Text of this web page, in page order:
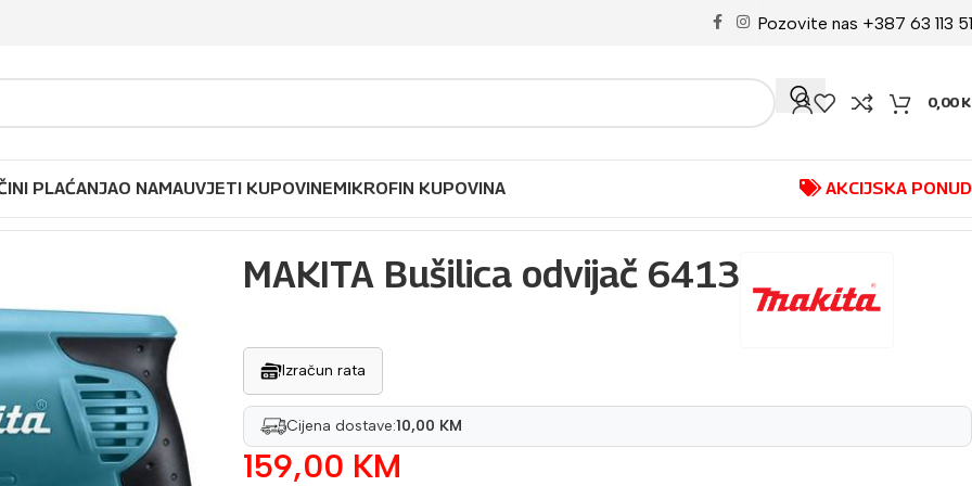
Pozovite nas +387 63 113
0,00
PLAĆANJAO NAMAUVJETI KUPOVINEMIKROFIN KUPOVINA AKCIJSKA
MAKITA Bušilica odvijač 6413
Izračun rata
Cijena dostave:10,00 KM
159,00 KM